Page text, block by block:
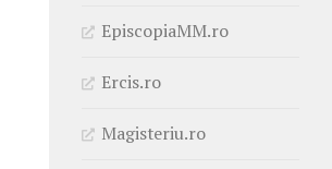
EpiscopiaMM.ro
Ercis.ro
Magisteriu.ro